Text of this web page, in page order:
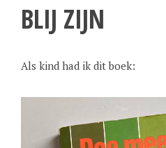
BLIJ ZIJN
Als kind had ik dit boek: